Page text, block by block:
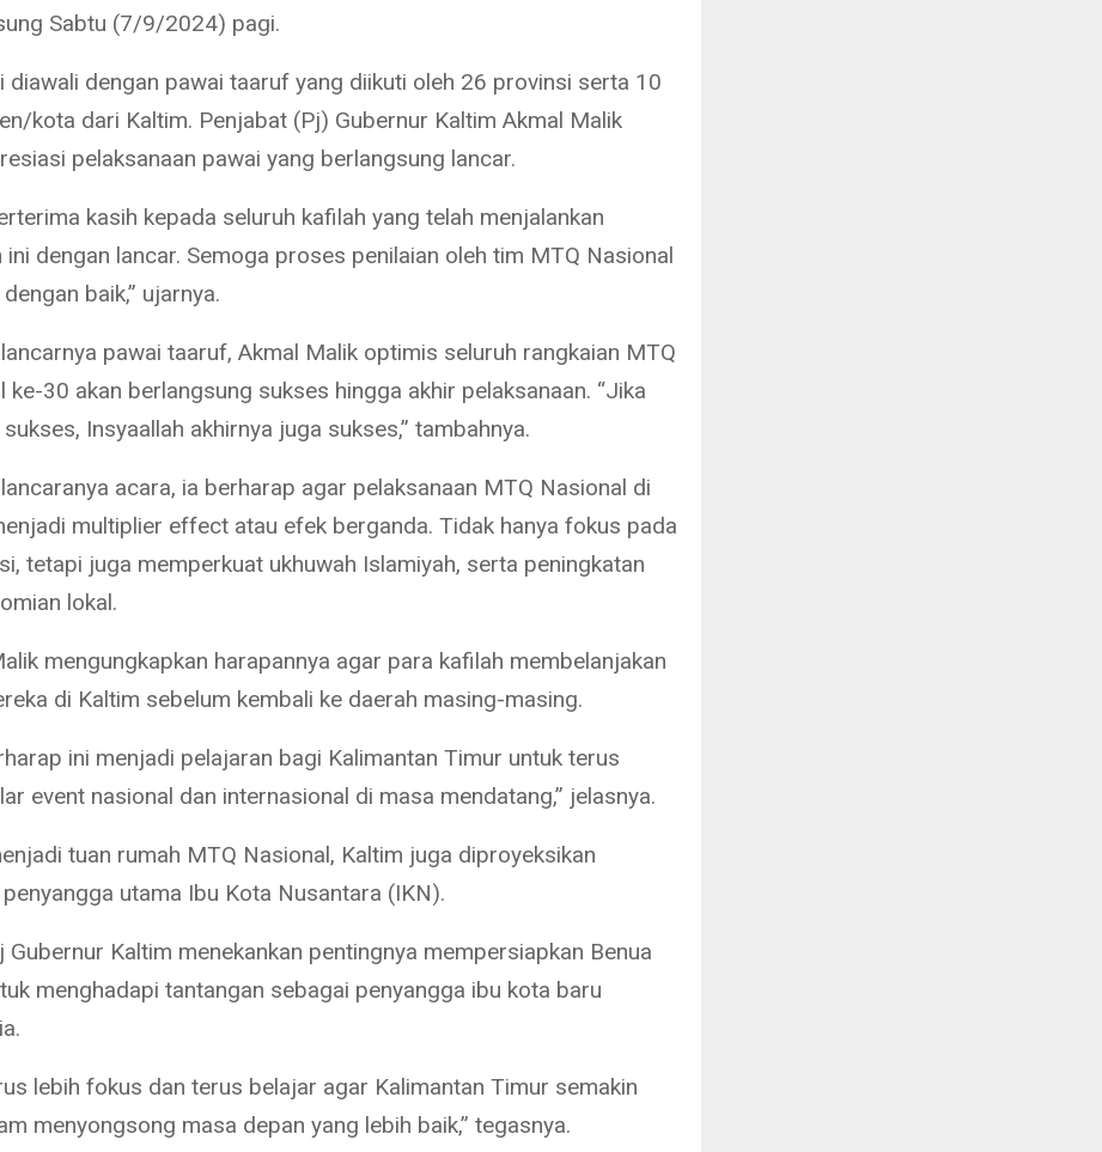
Sabtu (7/9/2024) pagi.
diawali dengan pawai taaruf yang diikuti oleh 26 provinsi serta 10
kota dari Kaltim. Penjabat (Pj) Gubernur Kaltim Akmal Malik
pelaksanaan pawai yang berlangsung lancar.
kasih kepada seluruh kafilah yang telah menjalankan
ini dengan lancar. Semoga proses penilaian oleh tim MTQ Nasional
baik,” ujarnya.
pawai taaruf, Akmal Malik optimis seluruh rangkaian MTQ
ke-30 akan berlangsung sukses hingga akhir pelaksanaan. “Jika
Insyaallah akhirnya juga sukses,” tambahnya.
acara, ia berharap agar pelaksanaan MTQ Nasional di
multiplier effect atau efek berganda. Tidak hanya fokus pada
tetapi juga memperkuat ukhuwah Islamiyah, serta peningkatan
lokal.
mengungkapkan harapannya agar para kafilah membelanjakan
di Kaltim sebelum kembali ke daerah masing-masing.
ini menjadi pelajaran bagi Kalimantan Timur untuk terus
event nasional dan internasional di masa mendatang,” jelasnya.
tuan rumah MTQ Nasional, Kaltim juga diproyeksikan
utama Ibu Kota Nusantara (IKN).
Gubernur Kaltim menekankan pentingnya mempersiapkan Benua
menghadapi tantangan sebagai penyangga ibu kota baru
lebih fokus dan terus belajar agar Kalimantan Timur semakin
menyongsong masa depan yang lebih baik,” tegasnya.